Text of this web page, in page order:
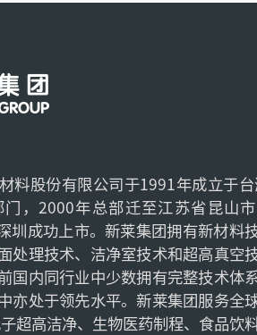
料股份有限公司于1991年成立于
，2000年总部迁至江苏省昆山
圳成功上市。新莱集团拥有新材料
处理技术、洁净室技术和超高真空
国内同行业中少数拥有完整技术体
亦处于领先水平。新莱集团服务全
超高洁净、生物医药制程、食品饮